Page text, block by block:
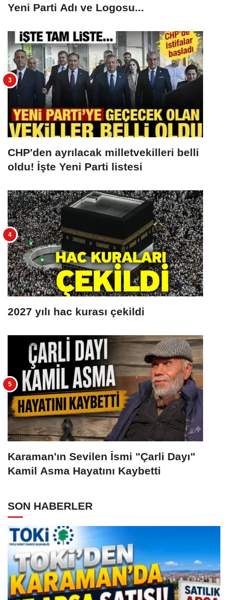
Yeni Parti Adı ve Logosu...
CHP'den ayrılacak milletvekilleri belli
oldu! İşte Yeni Parti listesi
2027 yılı hac kurası çekildi
Karaman'ın Sevilen İsmi "Çarli Dayı"
Kamil Asma Hayatını Kaybetti
SON HABERLER